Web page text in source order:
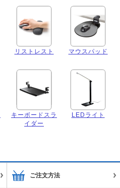
リストレスト マウスパッド
キーボードスラ
イダー
LEDライト
ご注文方法